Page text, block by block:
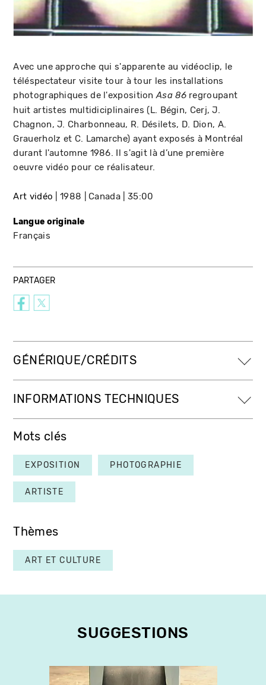
Avec une approche qui s'apparente au vidéoclip, le
téléspectateur visite tour à tour les installations
photographiques de l'expositionAsa 86regroupant
huit artistes multidiciplinaires (L. Bégin, Cerj, J.
Chagnon, J. Charbonneau, R. Désilets, D. Dion, A.
Grauerholz et C. Lamarche) ayant exposés à Montréal
durant l'automne 1986. Il s'agit là d’une première
oeuvre vidéo pour ce réalisateur.
Art vidéo 1988 Canada 35:00
Langue originale
Français
PARTAGER
GÉNÉRIQUE/CRÉDITS
INFORMATIONS TECHNIQUES
Mots clés
EXPOSITION PHOTOGRAPHIE
ARTISTE
Thèmes
ART ET CULTURE
SUGGESTIONS